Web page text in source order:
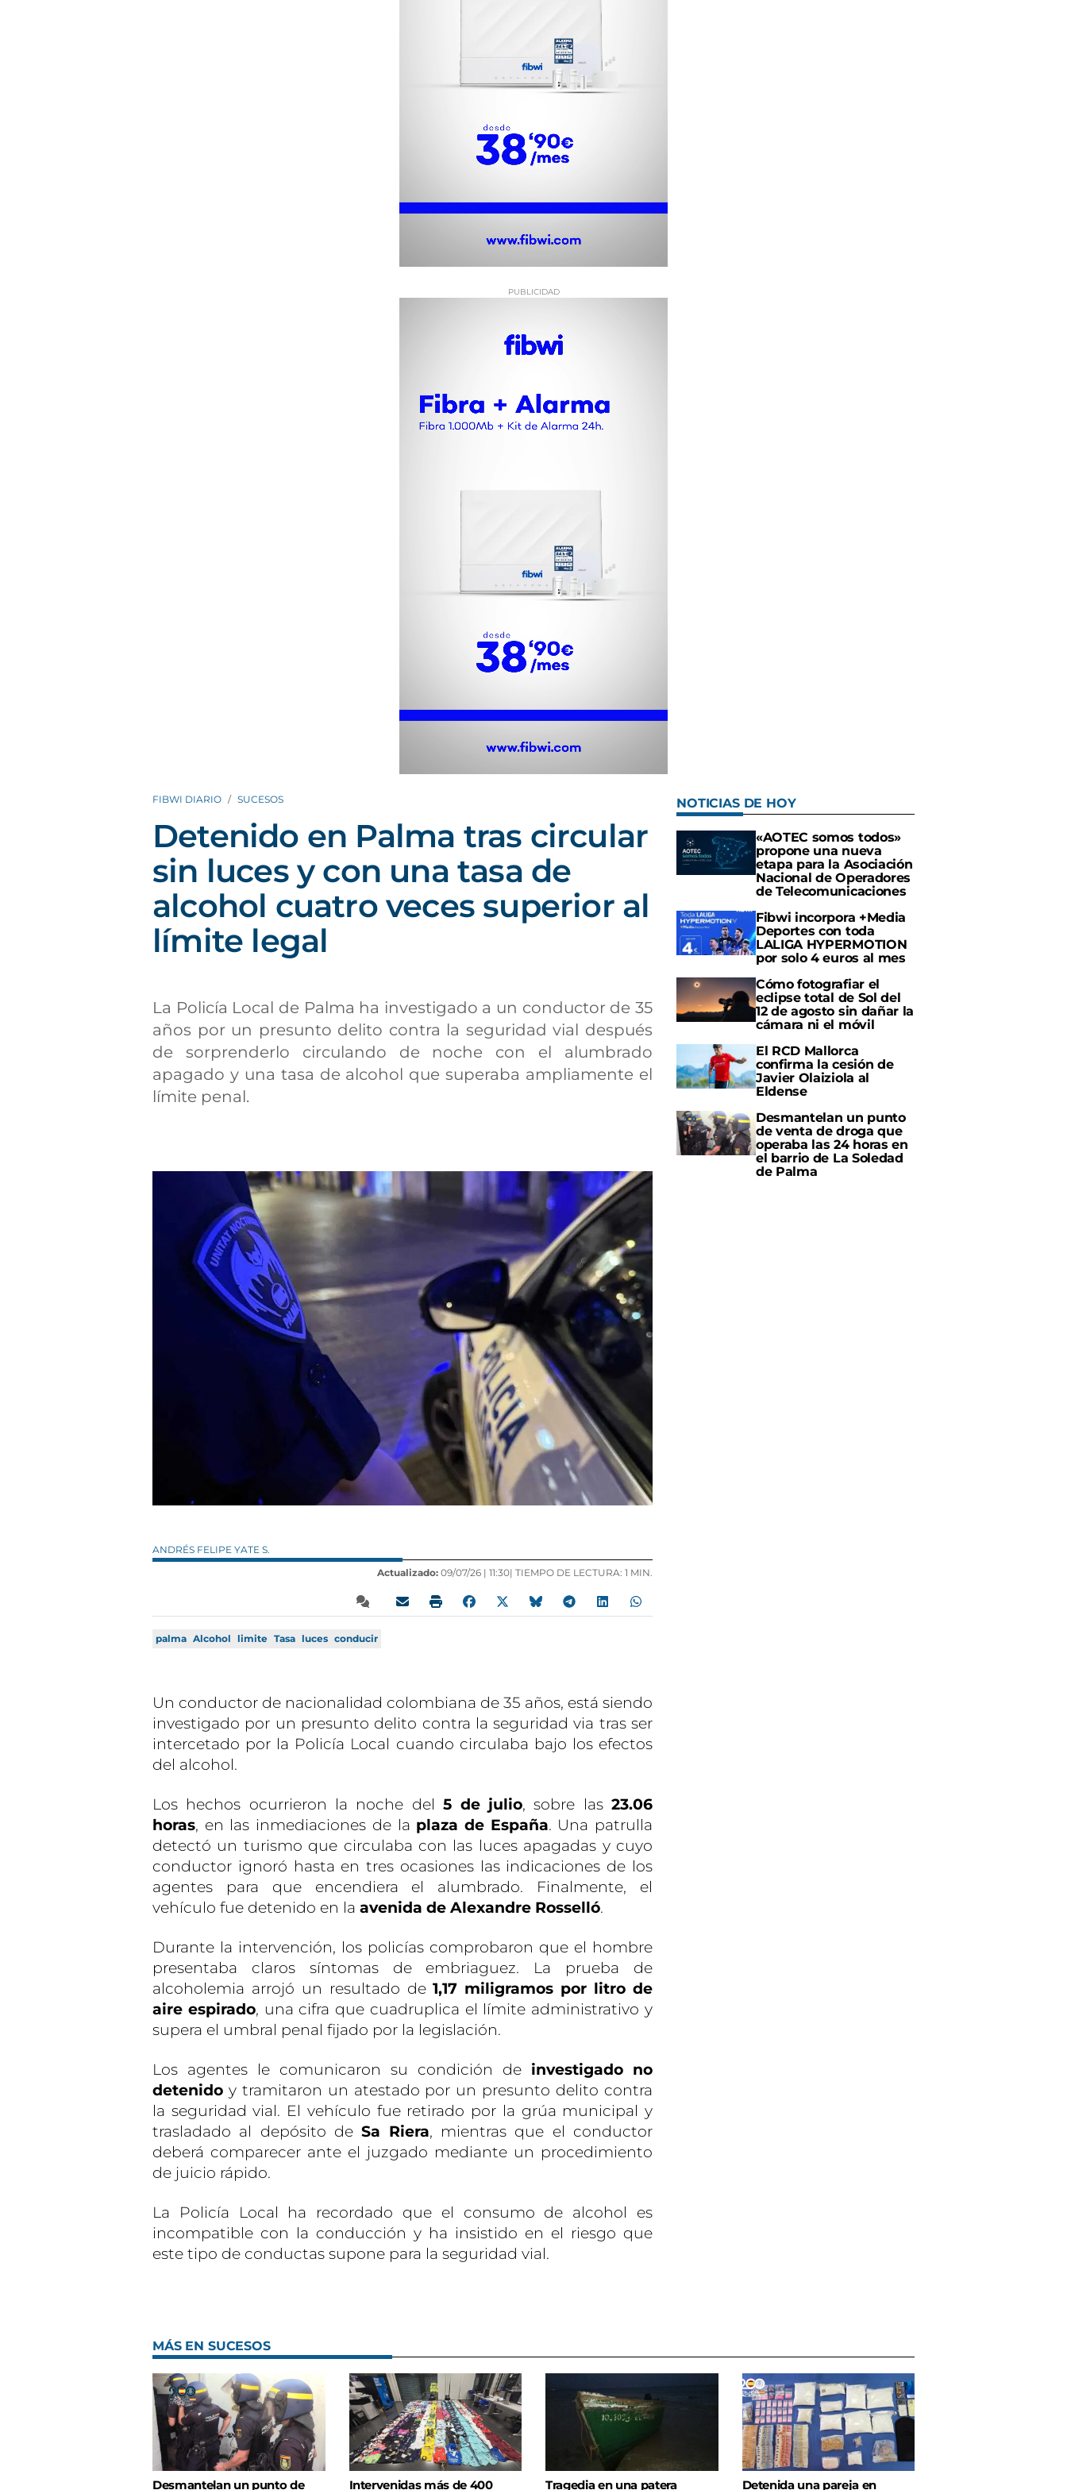
FIBWI DIARIO SUCESOS
Detenido en Palma tras circular
sin luces y con una tasa de
alcohol cuatro veces superior al
límite legal
La Policía Local de Palma ha investigado a un conductor de 35
años por un presunto delito contra la seguridad vial después
de sorprenderlo circulando de noche con el alumbrado
apagado y una tasa de alcohol que superaba ampliamente el
límite penal.
ANDRÉS FELIPE YATE S.
Actualizado: 09/07/26 | 11:30| TIEMPO DE LECTURA: 1 MIN.
palma Alcohol limite Tasa luces conducir
Un conductor de nacionalidad colombiana de 35 años, está siendo
investigado por un presunto delito contra la seguridad via tras ser
intercetado por la Policía Local cuando circulaba bajo los efectos
del alcohol.
Los hechos ocurrieron la noche del5 de julio, sobre las23.06
horas, en las inmediaciones de la plaza de España. Una patrulla
detectó un turismo que circulaba con las luces apagadas y cuyo
conductor ignoró hasta en tres ocasiones las indicaciones de los
agentes para que encendiera el alumbrado. Finalmente, el
vehículo fue detenido en la avenida de Alexandre Rosselló.
Durante la intervención, los policías comprobaron que el hombre
presentaba claros síntomas de embriaguez. La prueba de
alcoholemia arrojó un resultado de1,17 miligramos por litro de
aire espirado, una cifra que cuadruplica el límite administrativo y
supera el umbral penal fijado por la legislación.
Los agentes le comunicaron su condición de investigado no
detenido y tramitaron un atestado por un presunto delito contra
la seguridad vial. El vehículo fue retirado por la grúa municipal y
trasladado al depósito deSa Riera, mientras que el conductor
deberá comparecer ante el juzgado mediante un procedimiento
de juicio rápido.
La Policía Local ha recordado que el consumo de alcohol es
incompatible con la conducción y ha insistido en el riesgo que
este tipo de conductas supone para la seguridad vial.
NOTICIAS DE HOY
«AOTEC somos todos»
propone una nueva
etapa para la Asociación
Nacional de Operadores
de Telecomunicaciones
Fibwi incorpora +Media
Deportes con toda
LALIGA HYPERMOTION
por solo 4 euros al mes
Cómo fotografiar el
eclipse total de Sol del
12 de agosto sin dañar la
cámara ni el móvil
El RCD Mallorca
confirma la cesión de
Javier Olaiziola al
Eldense
Desmantelan un punto
de venta de droga que
operaba las 24 horas en
el barrio de La Soledad
de Palma
MÁS EN SUCESOS
Desmantelan un punto de Intervenidas más de 400 Tragedia en una patera Detenida una pareja en